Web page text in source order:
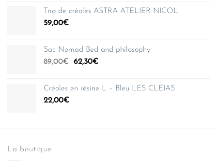
Trio de créoles ASTRA ATELIER NICOL
59,00€
Sac Nomad Bed and philosophy
89,00€
Le
était :
62,30€Le
est :
Créoles en résine L – Bleu LES CLEIAS
22,00€
La boutique